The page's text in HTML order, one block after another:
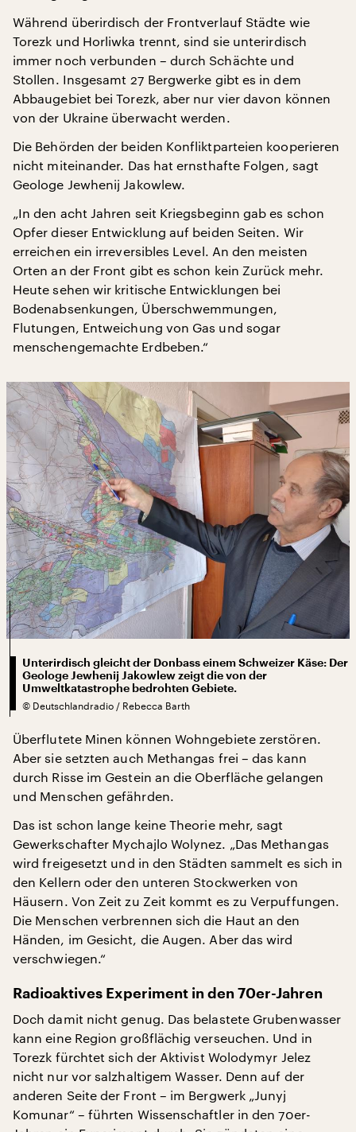
Während überirdisch der Frontverlauf Städte wie
Torezk und Horliwka trennt, sind sie unterirdisch
immer noch verbunden – durch Schächte und
Stollen. Insgesamt 27 Bergwerke gibt es in dem
Abbaugebiet bei Torezk, aber nur vier davon können
von der Ukraine überwacht werden.
Die Behörden der beiden Konfliktparteien kooperieren
nicht miteinander. Das hat ernsthafte Folgen, sagt
Geologe Jewhenij Jakowlew.
„In den acht Jahren seit Kriegsbeginn gab es schon
Opfer dieser Entwicklung auf beiden Seiten. Wir
erreichen ein irreversibles Level. An den meisten
Orten an der Front gibt es schon kein Zurück mehr.
Heute sehen wir kritische Entwicklungen bei
Bodenabsenkungen, Überschwemmungen,
Flutungen, Entweichung von Gas und sogar
menschengemachte Erdbeben.“
Unterirdisch gleicht der Donbass einem Schweizer Käse: Der
Geologe Jewhenij Jakowlew zeigt die von der
Umweltkatastrophe bedrohten Gebiete.
© Deutschlandradio / Rebecca Barth
Überflutete Minen können Wohngebiete zerstören.
Aber sie setzten auch Methangas frei – das kann
durch Risse im Gestein an die Oberfläche gelangen
und Menschen gefährden.
Das ist schon lange keine Theorie mehr, sagt
Gewerkschafter Mychajlo Wolynez. „Das Methangas
wird freigesetzt und in den Städten sammelt es sich in
den Kellern oder den unteren Stockwerken von
Häusern. Von Zeit zu Zeit kommt es zu Verpuffungen.
Die Menschen verbrennen sich die Haut an den
Händen, im Gesicht, die Augen. Aber das wird
verschwiegen.“
Radioaktives Experiment in den 70er-Jahren
Doch damit nicht genug. Das belastete Grubenwasser
kann eine Region großflächig verseuchen. Und in
Torezk fürchtet sich der Aktivist Wolodymyr Jelez
nicht nur vor salzhaltigem Wasser. Denn auf der
anderen Seite der Front – im Bergwerk „Junyj
Komunar“ – führten Wissenschaftler in den 70er-